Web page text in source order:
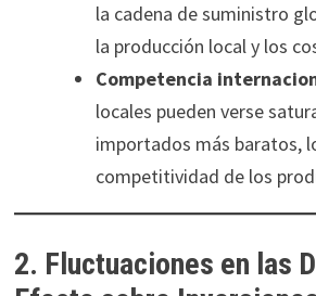
la cadena de suministro
la producción local y los
Competencia
locales pueden verse
importados más baratos,
competitividad de los
2. Fluctuaciones en las